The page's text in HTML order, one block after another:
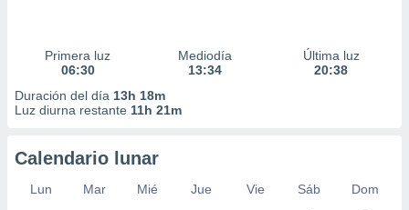
Primera luz
06:30
Mediodía
13:34
Última luz
20:38
Duración del día 13h 18m
Luz diurna restante 11h 21m
Calendario lunar
Lun Mar Mié Jue Vie Sáb
Dom